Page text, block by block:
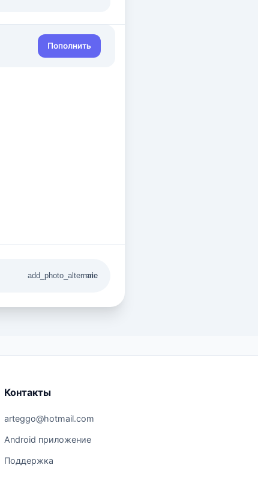
Пополнить
add_photo_alternate
mic
Контакты
arteggo@hotmail.com
Android приложение
Поддержка